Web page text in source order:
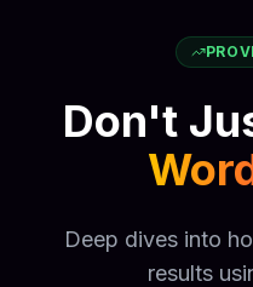
Don't
Deep dives into
results